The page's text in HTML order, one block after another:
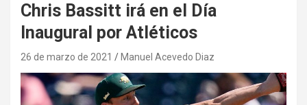
Chris Bassitt irá en el Día
Inaugural por Atléticos
26 de marzo de 2021 Manuel Acevedo Diaz